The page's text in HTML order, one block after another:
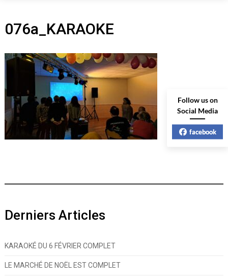
076a_KARAOKE
Derniers Articles
KARAOKÉ DU 6 FÉVRIER COMPLET
LE MARCHÉ DE NOËL EST COMPLET
Follow us on
Social Media
facebook